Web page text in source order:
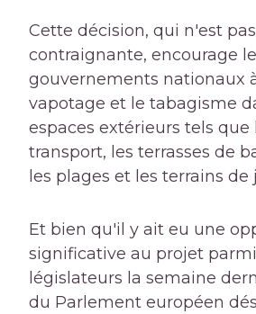
Cette décision, qui n'est pas
contraignante, encourage
gouvernements nationaux
vapotage et le tabagisme
espaces extérieurs tels que
transport, les terrasses de
les plages et les terrains de
Et bien qu'il y ait eu une
significative au projet
législateurs la semaine
du Parlement européen